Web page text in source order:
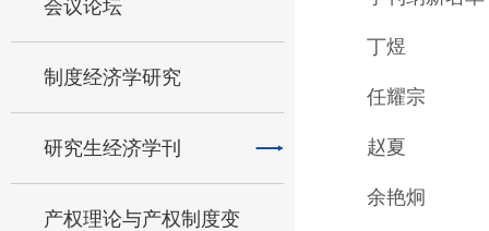
会议论坛
制度经济学研究
研究生经济学刊
产权理论与产权制度变
丁煜
任耀宗
赵夏
余艳炯